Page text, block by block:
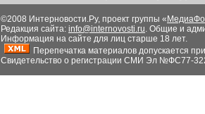
©2008 Интерновости.Ру, проект группы «
Редакция сайта: info@internovosti.ru. Общие и
Информация на сайте для лиц старше 18 лет.
Перепечатка материалов допускается
Свидетельство о регистрации СМИ Эл №ФС77-